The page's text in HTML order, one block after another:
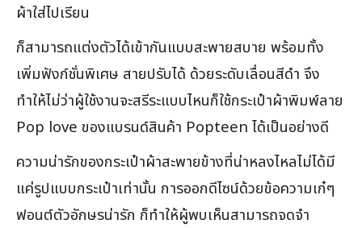
ผ้าใส่ไปเรียน
ก็สามารถแต่งตัวได้เข้ากันแบบสะพายสบาย พร้อมทั้ง
เพิ่มฟังก์ชั่นพิเศษ สายปรับได้ ด้วยระดับเลื่อนสีดำ จึง
ทำให้ไม่ว่าผู้ใช้งานจะสรีระแบบไหนก็ใช้กระเป๋าผ้าพิมพ์ลาย
Pop love ของแบรนด์สินค้า Popteen ได้เป็นอย่างดี
ความน่ารักของกระเป๋าผ้าสะพายข้างที่น่าหลงไหลไม่ได้มี
แค่รูปแบบกระเป๋าเท่านั้น การออกดีไซน์ด้วยข้อความเก๋ๆ
ฟอนต์ตัวอักษรน่ารัก ก็ทำให้ผู้พบเห็นสามารถจดจำ